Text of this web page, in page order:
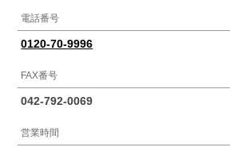
電話番号
0120-70-9996
FAX番号
042-792-0069
営業時間